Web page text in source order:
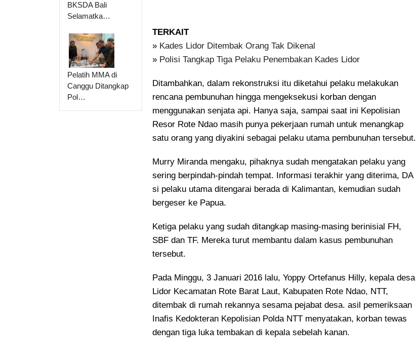
BKSDA Bali
Selamatka…
Pelatih MMA di
Canggu Ditangkap
Pol…
TERKAIT
» Kades Lidor Ditembak Orang Tak Dikenal
» Polisi Tangkap Tiga Pelaku Penembakan Kades Lidor
Ditambahkan, dalam rekonstruksi itu diketahui pelaku melakukan
rencana pembunuhan hingga mengeksekusi korban dengan
menggunakan senjata api. Hanya saja, sampai saat ini Kepolisian
Resor Rote Ndao masih punya pekerjaan rumah untuk menangkap
satu orang yang diyakini sebagai pelaku utama pembunuhan tersebut.
Murry Miranda mengaku, pihaknya sudah mengatakan pelaku yang
sering berpindah-pindah tempat. Informasi terakhir yang diterima, DA
si pelaku utama ditengarai berada di Kalimantan, kemudian sudah
bergeser ke Papua.
Ketiga pelaku yang sudah ditangkap masing-masing berinisial FH,
SBF dan TF. Mereka turut membantu dalam kasus pembunuhan
tersebut.
Pada Minggu, 3 Januari 2016 lalu, Yoppy Ortefanus Hilly, kepala desa
Lidor Kecamatan Rote Barat Laut, Kabupaten Rote Ndao, NTT,
ditembak di rumah rekannya sesama pejabat desa. asil pemeriksaan
Inafis Kedokteran Kepolisian Polda NTT menyatakan, korban tewas
dengan tiga luka tembakan di kepala sebelah kanan.